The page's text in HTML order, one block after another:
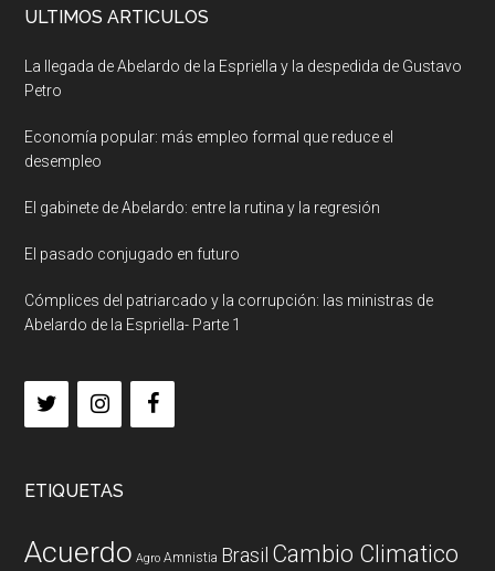
ULTIMOS ARTICULOS
La llegada de Abelardo de la Espriella y la despedida de Gustavo
Petro
Economía popular: más empleo formal que reduce el
desempleo
El gabinete de Abelardo: entre la rutina y la regresión
El pasado conjugado en futuro
Cómplices del patriarcado y la corrupción: las ministras de
Abelardo de la Espriella- Parte 1
ETIQUETAS
Acuerdo Agro Amnistia Brasil Cambio Climatico